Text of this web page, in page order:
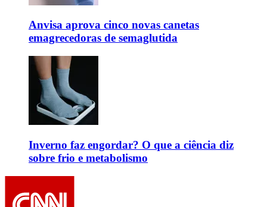
Anvisa aprova cinco novas canetas
emagrecedoras de semaglutida
Inverno faz engordar? O que a ciência diz
sobre frio e metabolismo